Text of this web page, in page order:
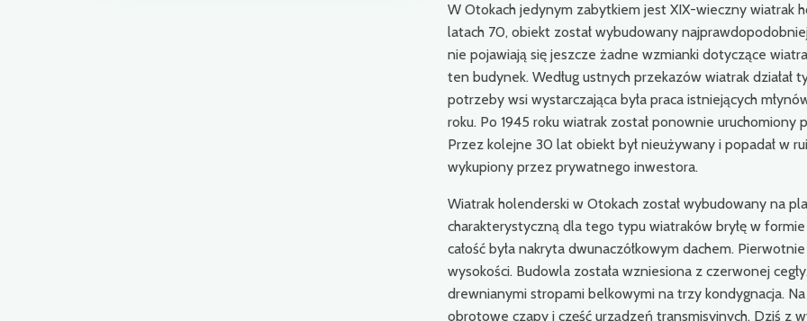
W Otokach jedynym zabytkiem jest XIX-wieczny wiatrak
latach 70, obiekt został wybudowany
nie pojawiają się jeszcze żadne wzmianki dotyczące
ten budynek. Według ustnych przekazów wiatrak działał
potrzeby wsi wystarczająca była praca istniejących
roku. Po 1945 roku wiatrak został ponownie uruchomiony
Przez kolejne 30 lat obiekt był nieużywany i popadał w
wykupiony przez prywatnego inwestora.
Wiatrak holenderski w Otokach został wybudowany na
charakterystyczną dla tego typu wiatraków bryłę w
całość była nakryta dwunaczółkowym dachem.
wysokości. Budowla została wzniesiona z czerwonej
drewnianymi stropami belkowymi na trzy kondygnacja.
obrotowe czapy i część urządzeń transmisyjnych. Dziś z